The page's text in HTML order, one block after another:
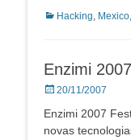
Categorias:
Hacking, Mexico,
Enzimi 2007
Posted
20/11/2007
Enzimi 2007
novas